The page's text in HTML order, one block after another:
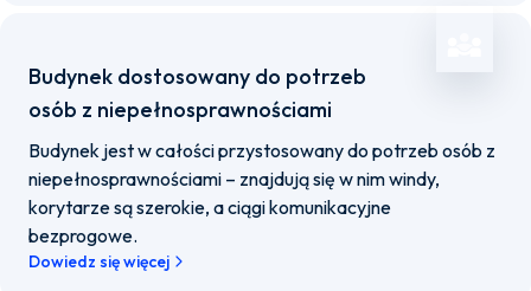
Budynek dostosowany do potrzeb
osób z niepełnosprawnościami
Budynek jest w całości przystosowany do potrzeb osób z
niepełnosprawnościami – znajdują się w nim windy,
korytarze są szerokie, a ciągi komunikacyjne
bezprogowe.
Dowiedz się więcej